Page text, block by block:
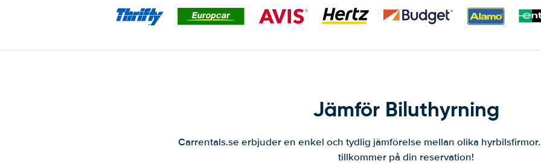
Jämför Biluthyrning
Carrentals.se erbjuder en enkel och tydlig jämförelse mellan olika
tillkommer på din reservation!